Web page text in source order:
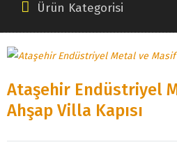
Ürün Kategorisi
Ataşehir Endüstriyel
Ahşap Villa Kapısı